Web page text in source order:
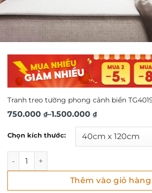
Tranh treo tường phong cảnh biển
750.000 ₫–1.500.000 ₫
Khoảng
750.000 ₫
đến
1.500.000 ₫
Chọn kích thước:
Tranh treo tường phong cảnh biển
Thêm vào giỏ hàng